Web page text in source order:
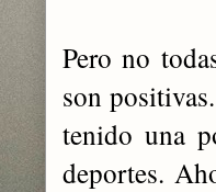
Pero no
son
tenido una
deportes.